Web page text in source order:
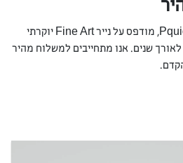
עיצוב מקורי ובלעדי ל-Pquick Art, מודפס על נייר Fine Art יוקרתי
שנים. אנו מתחייבים למשלוח מהיר